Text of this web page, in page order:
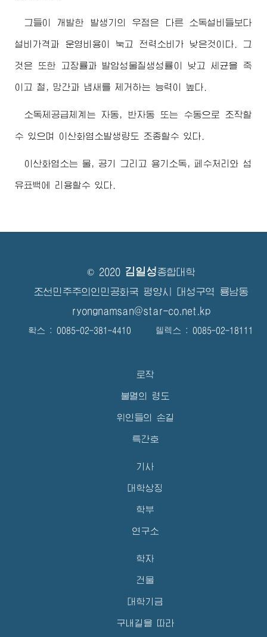
그들이 개발한 발생기의 우점은 다른 소독설비들보다
설비가격과 운영비용이 눅고 전력소비가 낮은것이다. 그
것은 또한 고장률과 발암성물질생성률이 낮고 세균을 죽
이고 철, 망간과 냄새를 제거하는 능력이 높다.
소독제공급체계는 자동, 반자동 또는 수동으로 조작할
수 있으며 이산화염소발생량도 조종할수 있다.
이산화염소는 물, 공기 그리고 용기소독, 페수처리와 섬
유표백에 리용할수 있다.
© 2020 김일성종합대학
조선민주주의인민공화국 평양시 대성구역 룡남동
ryongnamsan@star-co.net.kp
확스 : 0085-02-381-4410 텔렉스 : 0085-02-18111
로작
불멸의 령도
위인들의 손길
특간호
기사
대학상징
학부
연구소
학자
건물
대학기금
구내길을 따라